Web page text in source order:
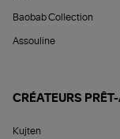
Baobab Collection
Assouline
CRÉATEURS
Kujten